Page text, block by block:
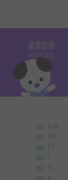
278
120
77
7
17
9